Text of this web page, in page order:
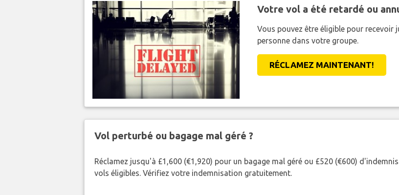
Votre vol a été retardé ou
Vous pouvez être éligible pour recevoir
personne dans votre groupe.
RÉCLAMEZ MAINTENANT!
Vol perturbé ou bagage mal géré ?
Réclamez jusqu'à £1,600 (€1,920) pour un bagage mal géré ou £520 (€600)
vols éligibles. Vérifiez votre indemnisation gratuitement.